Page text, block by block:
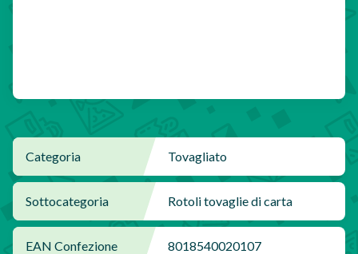
Categoria Tovagliato
Sottocategoria Rotoli tovaglie di carta
EAN Confezione 8018540020107